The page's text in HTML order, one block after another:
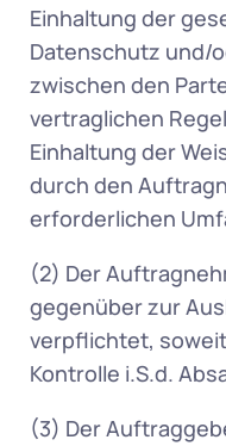
Einhaltung der
Datenschutz und/
zwischen den
vertraglichen
Einhaltung der
durch den
erforderlichen
(2) Der
gegenüber zur
verpflichtet,
Kontrolle i.S.d.
(3) Der